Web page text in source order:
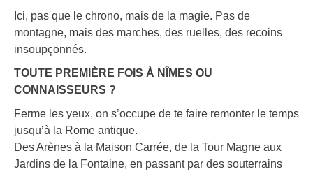
Ici, pas que le chrono, mais de la magie. Pas de
montagne, mais des marches, des ruelles, des recoins
insoupçonnés.
TOUTE PREMIÈRE FOIS À NÎMES OU
CONNAISSEURS ?
Ferme les yeux, on s’occupe de te faire remonter le temps
jusqu’à la Rome antique.
Des Arènes à la Maison Carrée, de la Tour Magne aux
Jardins de la Fontaine, en passant par des souterrains